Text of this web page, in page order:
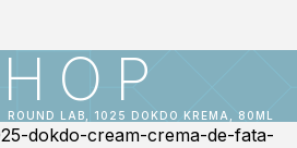
ROUND LAB, 1025 DOKDO KREMA, 80ML